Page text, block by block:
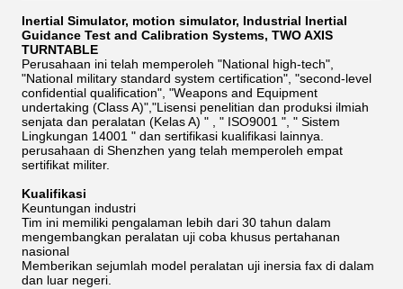
Inertial Simulator, motion simulator, Industrial Inertial
Guidance Test and Calibration Systems, TWO AXIS
TURNTABLE
Perusahaan ini telah memperoleh "National high-tech",
"National military standard system certification", "second-level
confidential qualification", "Weapons and Equipment
undertaking (Class A)","Lisensi penelitian dan produksi ilmiah
senjata dan peralatan (Kelas A) " , " ISO9001 ", " Sistem
Lingkungan 14001 " dan sertifikasi kualifikasi lainnya.
perusahaan di Shenzhen yang telah memperoleh empat
sertifikat militer.
Kualifikasi
Keuntungan industri
Tim ini memiliki pengalaman lebih dari 30 tahun dalam
mengembangkan peralatan uji coba khusus pertahanan
nasional
Memberikan sejumlah model peralatan uji inersia fax di dalam
dan luar negeri.